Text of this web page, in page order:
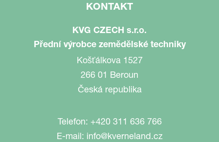
KONTAKT
KVG CZECH s.r.o.
Přední výrobce zemědělské techniky
Košťálkova 1527
266 01 Beroun
Česká republika
Telefon: +420 311 636 766
E-mail: info@kverneland.cz